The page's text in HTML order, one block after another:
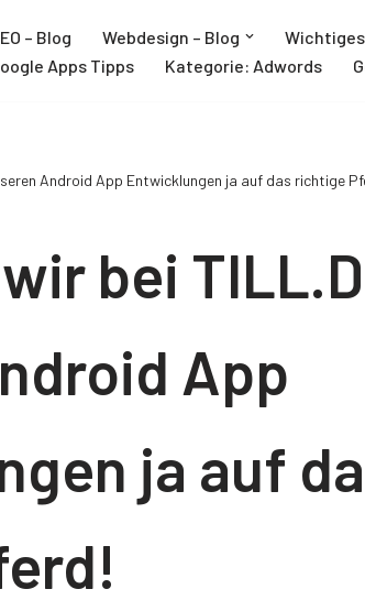
– Blog Webdesign – Blog Wichtiges
Apps Tipps
Kategorie: Adwords
Android App Entwicklungen ja auf das richtige
bei
App
ja auf